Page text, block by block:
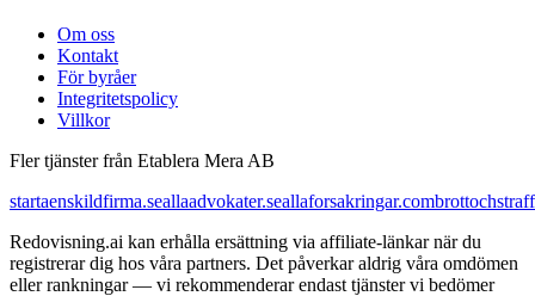
Om oss
Kontakt
För byråer
Integritetspolicy
Villkor
Fler tjänster från Etablera Mera AB
startaenskildfirma.seallaadvokater.seallaforsakringar.com
Redovisning.ai kan erhålla ersättning via affiliate-länkar när du
registrerar dig hos våra partners. Det påverkar aldrig våra omdömen
eller rankningar — vi rekommenderar endast tjänster vi bedömer